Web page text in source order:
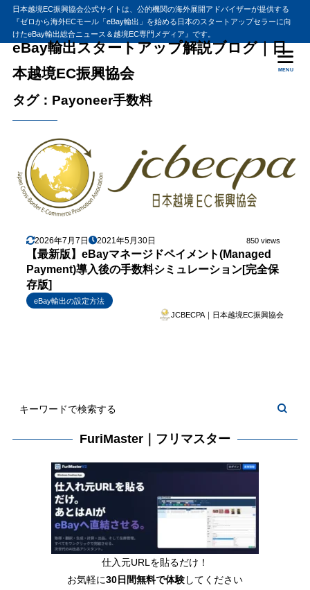
日本越境EC振興協会公式サイトは、公的機関の海外展開アドバイザーが提供する
『ゼロから海外ECモール「eBay輸出」を始める日本のスタートアップセラーに向
けたeBay輸出総合ニュース＆越境EC専門メディア』です。
eBay輸出スタートアップ解説ブログ｜日
本越境EC振興協会
MENU
タグ：Payoneer手数料
2026年7月7日 2021年5月30日 850 views
【最新版】eBayマネージドペイメント(Managed
Payment)導入後の手数料シミュレーション[完全保
存版]
eBay輸出の設定方法
JCBECPA｜日本越境EC振興協会
FuriMaster｜フリマスター
仕入元URLを貼るだけ！
お気軽に30日間無料で体験してください